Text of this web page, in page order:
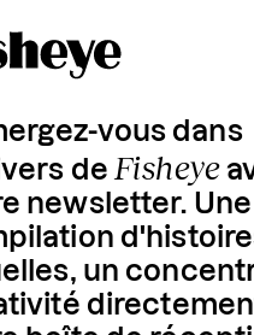
vous dans
deFisheye
newsletter. Une
un